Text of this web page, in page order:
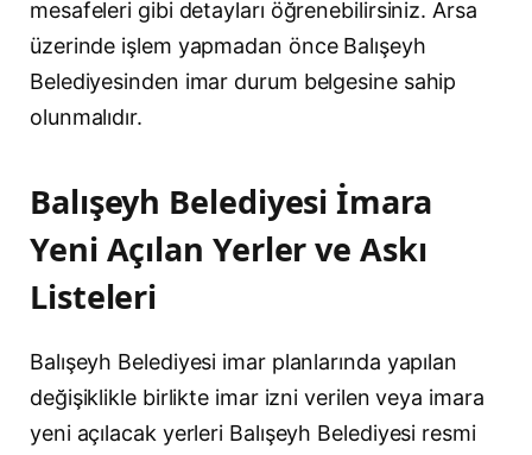
mesafeleri gibi detayları öğrenebilirsiniz. Arsa
üzerinde işlem yapmadan önce Balışeyh
Belediyesinden imar durum belgesine sahip
olunmalıdır.
Balışeyh Belediyesi İmara
Yeni Açılan Yerler ve Askı
Listeleri
Balışeyh Belediyesi imar planlarında yapılan
değişiklikle birlikte imar izni verilen veya imara
yeni açılacak yerleri Balışeyh Belediyesi resmi